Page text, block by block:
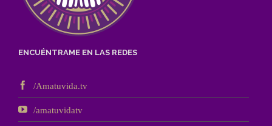
ENCUÉNTRAME EN LAS REDES
/Amatuvida.tv
/amatuvidatv